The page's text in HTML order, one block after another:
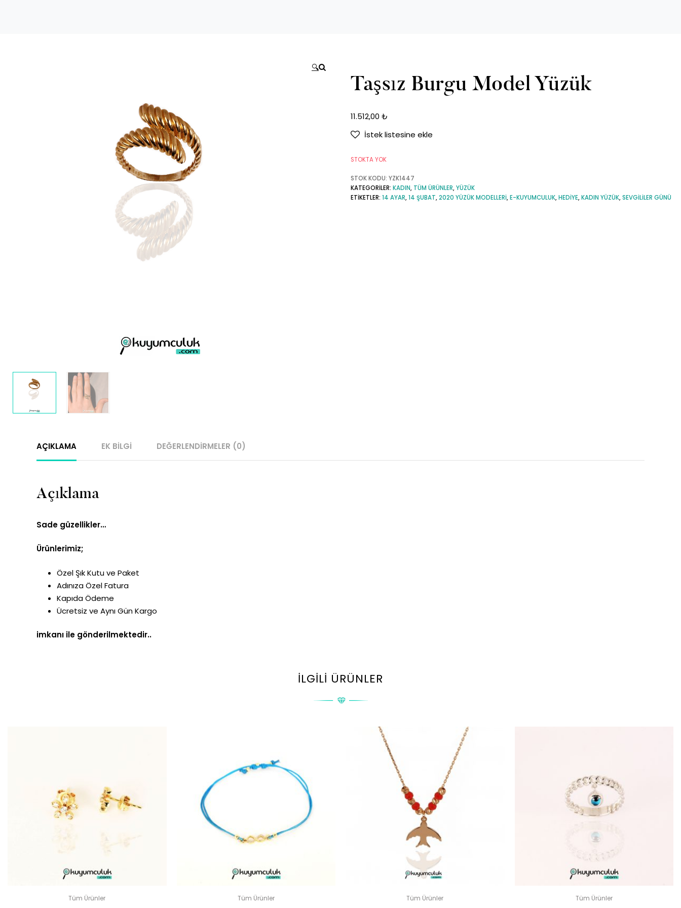
🔍
Taşsız Burgu Model Yüzük
11.512,00 ₺
İstek listesine ekle
STOKTA YOK
STOK KODU: YZK1447
KATEGORILER: KADIN, TÜM ÜRÜNLER,YÜZÜK
ETIKETLER: 14 AYAR,14 ŞUBAT,2020 YÜZÜK MODELLERI,E-KUYUMCULUK,HEDIYE,KADIN YÜZÜK,SEVGILILER GÜNÜ
AÇIKLAMA EK BILGI DEĞERLENDIRMELER (0)
Açıklama
Sade güzellikler…
Ürünlerimiz;
Özel Şık Kutu ve Paket
Adınıza Özel Fatura
Kapıda Ödeme
Ücretsiz ve Aynı Gün Kargo
imkanı ile gönderilmektedir..
İLGILI ÜRÜNLER
Tüm Ürünler Tüm Ürünler Tüm Ürünler Tüm Ürünler
“TAŞSIZ BURGU MODEL YÜZÜK” IÇIN YORUM YAPAN ILK KIŞI SIZ OLUN
E-posta adresiniz yayınlanmayacak. ile işaretlenmişlerdir